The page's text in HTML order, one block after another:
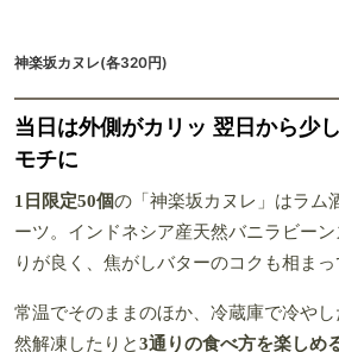
神楽坂カヌレ(各320円)
当日は外側がカリッ 翌日から少
モチに
1日限定50個の「神楽坂カヌレ」はラム
ーツ。インドネシア産天然バニラビー
りが良く、焦がしバターのコクも相まっ
常温でそのままのほか、冷蔵庫で冷や
然解凍したりと3通りの食べ方を楽しめ